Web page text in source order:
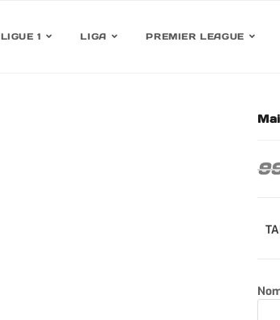
LIGUE 1 LIGA PREMIER LEAGUE